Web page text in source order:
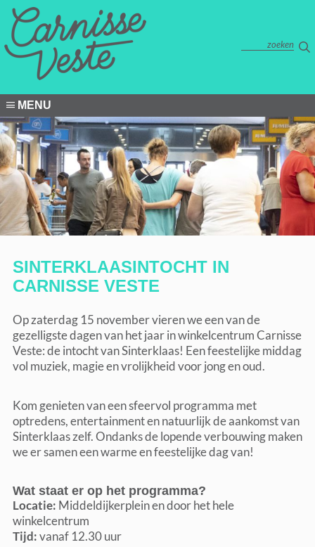
MENU
SINTERKLAASINTOCHT IN
CARNISSE VESTE
Op zaterdag 15 november vieren we een van de
gezelligste dagen van het jaar in winkelcentrum Carnisse
Veste: de intocht van Sinterklaas! Een feestelijke middag
vol muziek, magie en vrolijkheid voor jong en oud.
Kom genieten van een sfeervol programma met
optredens, entertainment en natuurlijk de aankomst van
Sinterklaas zelf. Ondanks de lopende verbouwing maken
we er samen een warme en feestelijke dag van!
Wat staat er op het programma?
Locatie: Middeldijkerplein en door het hele
winkelcentrum
Tijd:vanaf 12.30 uur